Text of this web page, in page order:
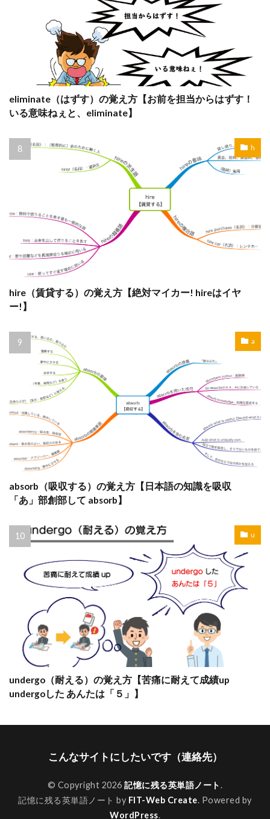
eliminate（はずす）の覚え方【お前を担当からはずす！
いる意味ねぇと、eliminate】
h
hire（賃貸する）の覚え方【絶対マイカー! hireはイヤ
ー!】
a
absorb（吸収する）の覚え方【日本語の知識を吸収
「あ」部創部して absorb】
u
undergo（耐える）の覚え方【苦痛に耐えて成績up
undergoした あんたは「５」】
こんなサイトにしたいです（連絡先）
© Copyright 2026記憶に残る英単語ノート.
記憶に残る英単語ノート by FIT-Web Create. Powered by
WordPress.